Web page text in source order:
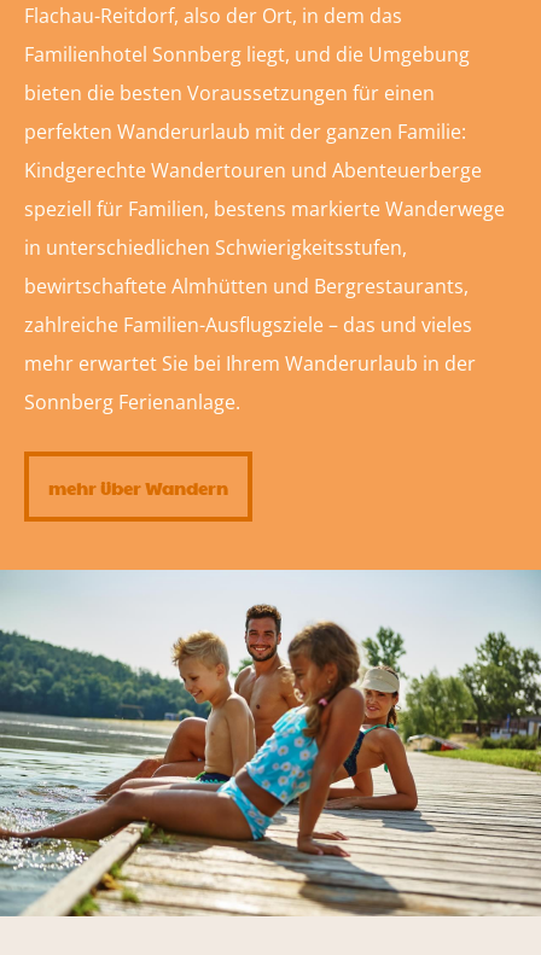
Flachau-Reitdorf, also der Ort, in dem das
Familienhotel Sonnberg liegt, und die Umgebung
bieten die besten Voraussetzungen für einen
perfekten Wanderurlaub mit der ganzen Familie:
Kindgerechte Wandertouren und Abenteuerberge
speziell für Familien, bestens markierte Wanderwege
in unterschiedlichen Schwierigkeitsstufen,
bewirtschaftete Almhütten und Bergrestaurants,
zahlreiche Familien-Ausflugsziele – das und vieles
mehr erwartet Sie bei Ihrem Wanderurlaub in der
Sonnberg Ferienanlage.
mehr über Wandern